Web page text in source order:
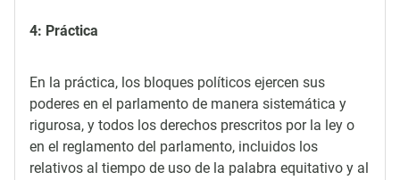
4: Práctica
En la práctica, los bloques políticos ejercen sus
poderes en el parlamento de manera sistemática y
rigurosa, y todos los derechos prescritos por la ley o
en el reglamento del parlamento, incluidos los
relativos al tiempo de uso de la palabra equitativo y al